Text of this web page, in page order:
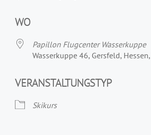
WO
Papillon Flugcenter Wasserkuppe
Wasserkuppe 46, Gersfeld,
VERANSTALTUNGSTYP
Skikurs